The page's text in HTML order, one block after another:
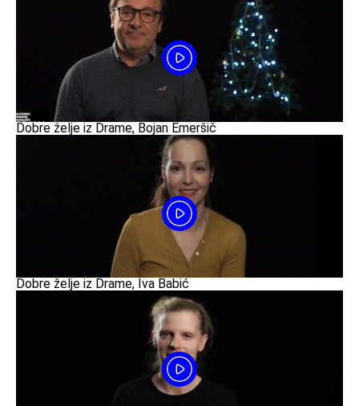
Dobre želje iz Drame, Bojan Emeršič
Dobre želje iz Drame, Iva Babić